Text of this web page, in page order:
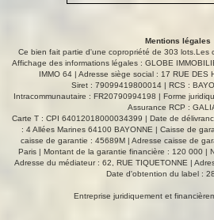
Mentions légales
Ce bien fait partie d'une copropriété de 303 lots.Les
Affichage des informations légales : GLOBE
IMMO 64 | Adresse siège social : 17 RUE DES
Siret : 79099419800014 | RCS :
Intracommunautaire : FR20790994198 | Forme
Assurance RCP :
Carte T : CPI 64012018000034399 | Date de
: 4 Allées Marines 64100 BAYONNE | Caisse de
caisse de garantie : 45689M | Adresse caisse de
Paris | Montant de la garantie financière : 120 000 |
Adresse du médiateur : 62, RUE TIQUETONNE |
Date d'obtention du label :
Entreprise juridiquement et